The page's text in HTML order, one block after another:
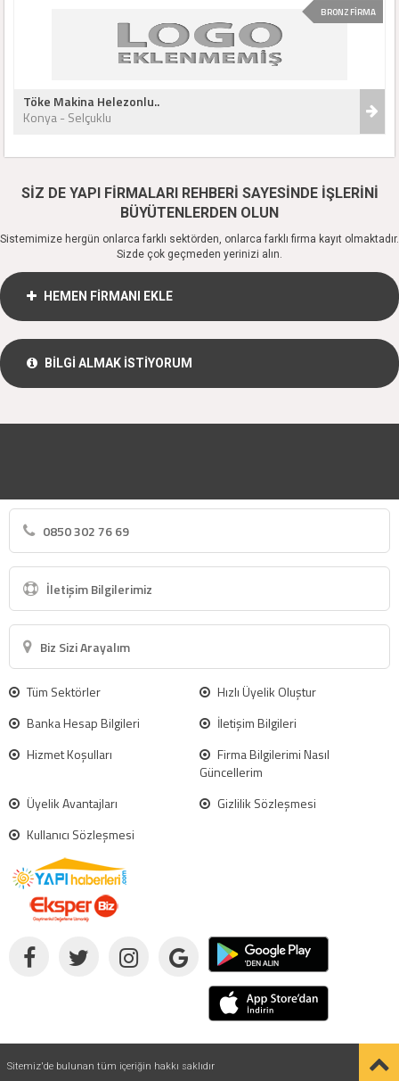
BRONZ FİRMA
Töke Makina Helezonlu..
Konya - Selçuklu
SİZ DE YAPI FİRMALARI REHBERİ SAYESİNDE İŞLERİNİ
BÜYÜTENLERDEN OLUN
Sistemimize hergün onlarca farklı sektörden, onlarca farklı firma kayıt olmaktadır.
Sizde çok geçmeden yerinizi alın.
HEMEN FİRMANI EKLE
BİLGİ ALMAK İSTİYORUM
0850 302 76 69
İletişim Bilgilerimiz
Biz Sizi Arayalım
Tüm Sektörler
Hızlı Üyelik Oluştur
Banka Hesap Bilgileri
İletişim Bilgileri
Hizmet Koşulları
Firma Bilgilerimi Nasıl
Güncellerim
Üyelik Avantajları
Gizlilik Sözleşmesi
Kullanıcı Sözleşmesi
Sitemiz'de bulunan tüm içeriğin hakkı saklıdır